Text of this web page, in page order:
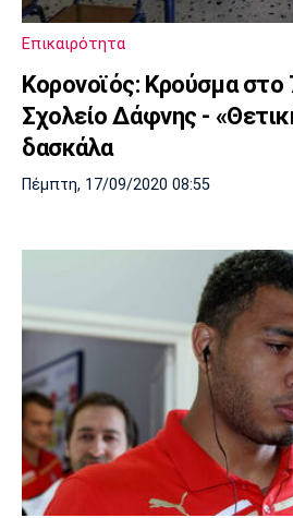
Επικαιρότητα
Κορονοϊός: Κρούσμα στο
Σχολείο Δάφνης -
δασκάλα
Πέμπτη, 17/09/2020 08:55